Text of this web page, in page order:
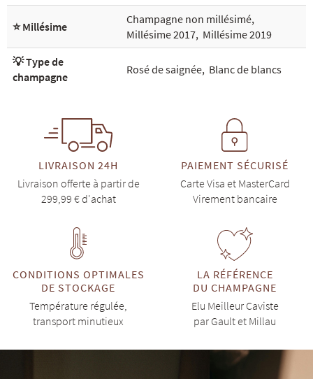
⭐ Millésime
Champagne non millésimé,
Millésime 2017, Millésime 2019
💡 Type de
champagne
Rosé de saignée, Blanc de blancs
LIVRAISON 24H
Livraison offerte à partir de
299,99 € d'achat
PAIEMENT SÉCURISÉ
Carte Visa et MasterCard
Virement bancaire
CONDITIONS OPTIMALES
DE STOCKAGE
Température régulée,
transport minutieux
LA RÉFÉRENCE
DU CHAMPAGNE
Elu Meilleur Caviste
par Gault et Millau